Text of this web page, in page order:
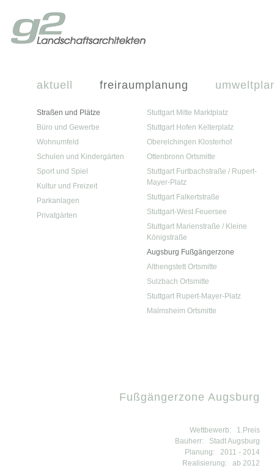
aktuell freiraumplanung
Straßen und Plätze
Büro und Gewerbe
Wohnumfeld
Schulen und Kindergärten
Sport und Spiel
Kultur und Freizeit
Parkanlagen
Privatgärten
Stuttgart Mitte Marktplatz
Stuttgart Hofen Kelterplatz
Oberelchingen Klosterhof
Ottenbronn Ortsmitte
Stuttgart Furtbachstraße / Rupert-
Mayer-Platz
Stuttgart Falkertstraße
Stuttgart-West Feuersee
Stuttgart Marienstraße / Kleine
Königstraße
Augsburg Fußgängerzone
Althengstett Ortsmitte
Sulzbach Ortsmitte
Stuttgart Rupert-Mayer-Platz
Malmsheim Ortsmitte
Fußgängerzone Augsburg
Wettbewerb:
1.Preis
Bauherr:
Stadt Augsburg
Planung:
2011 - 2014
Realisierung:
ab 2012